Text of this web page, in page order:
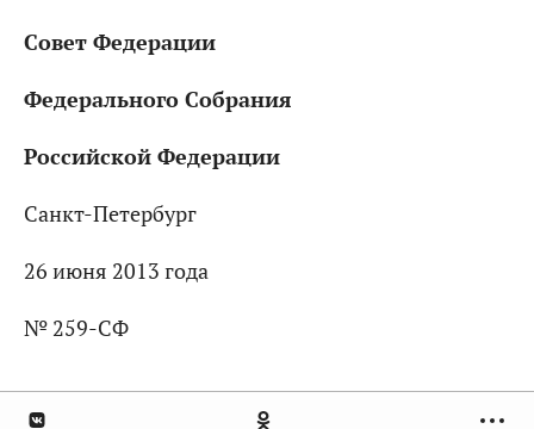
Совет Федерации
Федерального Собрания
Российской Федерации
Санкт-Петербург
26 июня 2013 года
№ 259-СФ